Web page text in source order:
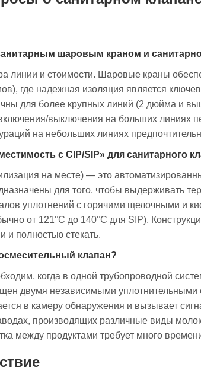
шаровым краном и
линии и стоимости. Шаровые краны
где надежная изоляция является
для более крупных линий (2 дюйма и
выключения на больших линиях
на небольших линиях
с CIP/SIP» для санитарного
на месте) — это
для того, чтобы выдерживать
уплотнений с горячими щелочными и
от 121°C до 140°C для SIP).
полностью стекать.
клапан?
когда в одной трубопроводной
двумя независимыми
в камеру обнаружения и вызывает
производящих различные виды
между продуктами требует много